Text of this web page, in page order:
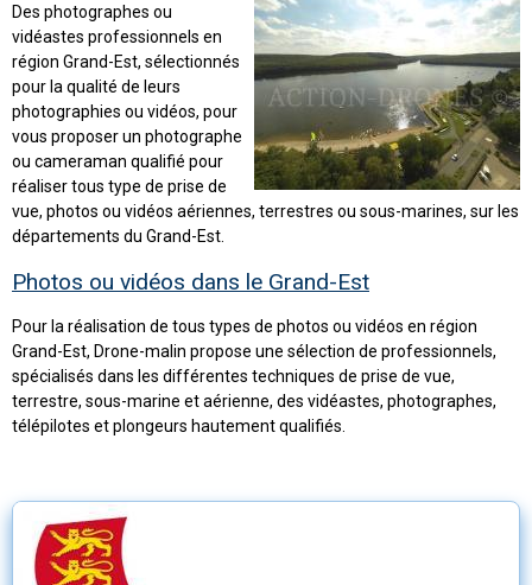
Des photographes ou
vidéastes professionnels en
région Grand-Est, sélectionnés
pour la qualité de leurs
photographies ou vidéos, pour
vous proposer un photographe
ou cameraman qualifié pour
réaliser tous type de prise de
vue, photos ou vidéos aériennes, terrestres ou sous-marines, sur les
départements du Grand-Est.
Photos ou vidéos dans le Grand-Est
Pour la réalisation de tous types de photos ou vidéos en région
Grand-Est, Drone-malin propose une sélection de professionnels,
spécialisés dans les différentes techniques de prise de vue,
terrestre, sous-marine et aérienne, des vidéastes, photographes,
télépilotes et plongeurs hautement qualifiés.